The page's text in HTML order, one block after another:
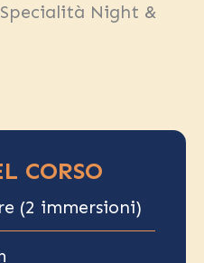
Specialità Night &
CORSO
(2 immersioni)